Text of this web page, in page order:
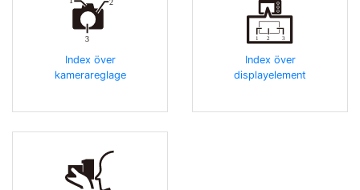
Index över
kamerareglage
Index över
displayelement